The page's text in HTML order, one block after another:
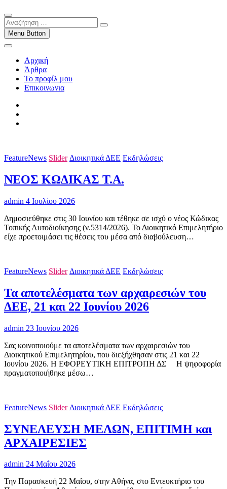
Αναζήτηση
…Menu Button
Αρχική
Άρθρα
Το προφίλ μου
Επικοινωνια
FeatureNews Slider Διοικητικά ΔΕΕ Εκδηλώσεις
ΝΕΟΣ ΚΩΔΙΚΑΣ Τ.Α.
admin 4 Ιουλίου 2026
Δημοσιεύθηκε στις 30 Ιουνίου και τέθηκε σε ισχύ ο νέος Κώδικας
Τοπικής Αυτοδιοίκησης (ν.5314/2026). Το Διοικητικό Επιμελητήριο
είχε προετοιμάσει τις θέσεις του μέσα από διαβούλευση…
FeatureNews Slider Διοικητικά ΔΕΕ Εκδηλώσεις
Τα αποτελέσματα των αρχαιρεσιών του
ΔΕΕ, 21 και 22 Ιουνίου 2026
admin 23 Ιουνίου 2026
Σας κοινοποιούμε τα αποτελέσματα των αρχαιρεσιών του
Διοικητικού Επιμελητηρίου, που διεξήχθησαν στις 21 και 22
Ιουνίου 2026. Η ΕΦΟΡΕΥΤΙΚΗ ΕΠΙΤΡΟΠΗ ΔΣ H ψηφοφορία
πραγματοποιήθηκε μέσω…
FeatureNews Slider Διοικητικά ΔΕΕ Εκδηλώσεις
ΣΥΝΕΛΕΥΣΗ ΜΕΛΩΝ, ΕΠΙΤΙΜΗ και
ΑΡΧΑΙΡΕΣΙΕΣ
admin 24 Μαΐου 2026
Την Παρασκευή 22 Μαΐου, στην Αθήνα, στο Εντευκτήριο του